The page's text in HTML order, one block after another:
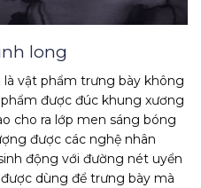
long
vật phẩm trưng bày không
được đúc khung xương
cho ra lớp men sáng bóng
được các nghệ nhân
động với đường nét uyển
dùng để trưng bày mà